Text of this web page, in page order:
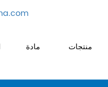
مادة منتجات